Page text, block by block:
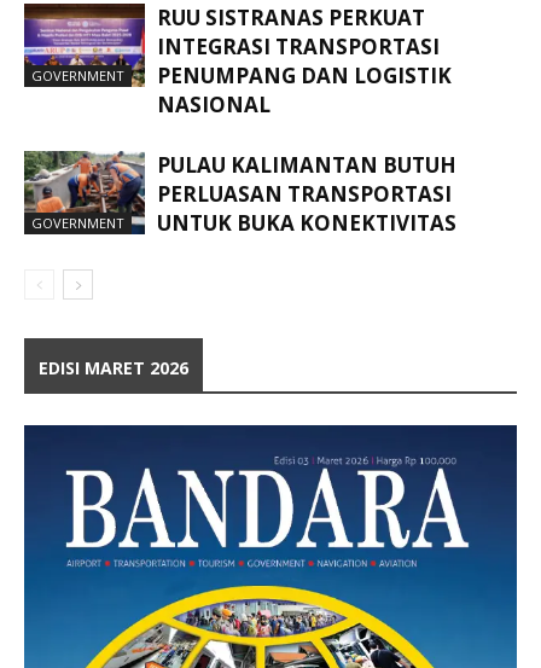
GOVERNMENT
RUU SISTRANAS PERKUAT
INTEGRASI TRANSPORTASI
PENUMPANG DAN LOGISTIK
NASIONAL
GOVERNMENT
PULAU KALIMANTAN BUTUH
PERLUASAN TRANSPORTASI
UNTUK BUKA KONEKTIVITAS
EDISI MARET 2026